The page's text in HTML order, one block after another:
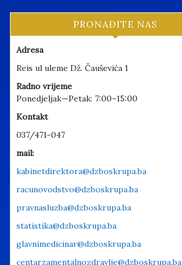
PRONAĐITE NAS
Adresa
Reis ul uleme Dž. Čauševića 1
Radno vrijeme
Ponedjeljak—Petak: 7:00–15:00
Kontakt
037/471-047
mail:
kabinetdirektora@dzboskrupa.ba
racunovodstvo@dzboskrupa.ba
pravnasluzba@dzboskrupa.ba
statistika@dzboskrupa.ba
glavnimedicinar@dzboskrupa.ba
centarzamentalnozdravlje@dzboskrupa.ba